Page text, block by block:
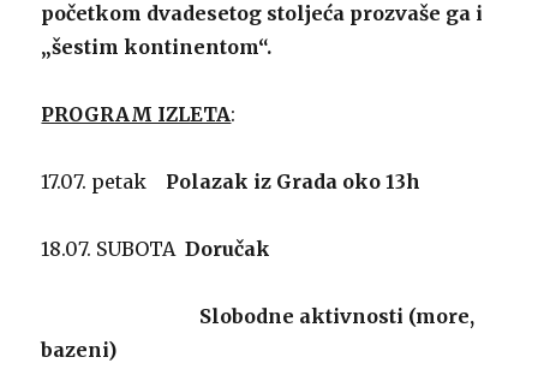
početkom dvadesetog stoljeća prozvaše ga i
„šestim kontinentom“.
PROGRAM IZLETA:
17.07. petak Polazak iz Grada oko 13h
18.07. SUBOTA Doručak
Slobodne aktivnosti (more,
bazeni)